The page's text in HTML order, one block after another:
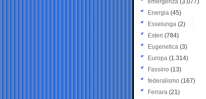
emergenza (3.077)
Energia (45)
Esselunga (2)
Esteri (784)
Eugenetica (3)
Europa (1.314)
Fassino (13)
federalismo (167)
Ferrara (21)